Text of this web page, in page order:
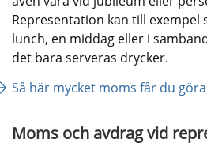
Representation kan till exempel
lunch, en middag eller i
det bara serveras drycker.
Så här mycket moms får du
Moms och avdrag vid